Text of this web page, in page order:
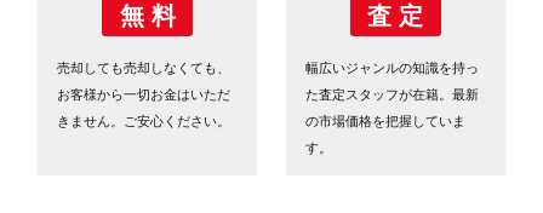
無 料
売却しても売却しなくても、
お客様から一切お金はいただ
きません。ご安心ください。
査 定
幅広いジャンルの知識を持っ
た査定スタッフが在籍。最新
の市場価格を把握していま
す。